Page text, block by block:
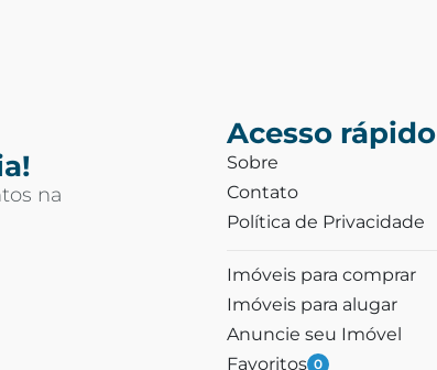
na
Acesso rápido
Sobre
Contato
Política de Privacidade
Imóveis para comprar
Imóveis para alugar
Anuncie seu Imóvel
Favoritos 0